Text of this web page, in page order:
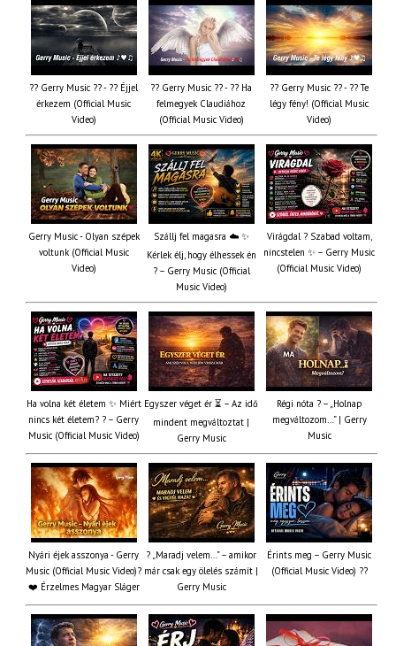
?? Gerry Music ?? - ?? Éjjel
érkezem (Official Music
Video)
?? Gerry Music ?? - ?? Ha
felmegyek Claudiához
(Official Music Video)
?? Gerry Music ?? - ?? Te
légy fény! (Official Music
Video)
Gerry Music - Olyan szépek
voltunk (Official Music
Video)
Szállj fel magasra ☁️ ✨
Kérlek élj, hogy élhessek én
? – Gerry Music (Official
Music Video)
Virágdal ? Szabad voltam,
nincstelen ✨ – Gerry Music
(Official Music Video)
Ha volna két életem ✨ Miért
nincs két életem? ? – Gerry
Music (Official Music Video)
Egyszer véget ér ⏳ – Az idő
mindent megváltoztat |
Gerry Music
Régi nóta ? – „Holnap
megváltozom…” | Gerry
Music
Nyári éjek asszonya - Gerry
Music (Official Music Video)?
❤️ Érzelmes Magyar Sláger
? „Maradj velem…” – amikor
már csak egy ölelés számít |
Gerry Music
Érints meg – Gerry Music
(Official Music Video) ??